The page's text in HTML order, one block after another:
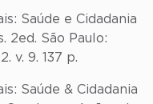
Saúde e Cidadania
2ed. São Paulo:
v. 9. 137 p.
Saúde & Cidadania